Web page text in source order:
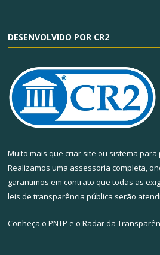
DESENVOLVIDO POR CR2
Muito mais que criar site ou sistema
Realizamos uma assessoria completa,
garantimos em contrato que todas as
leis de transparência pública serão
Conheça o PNTP e o Radar da